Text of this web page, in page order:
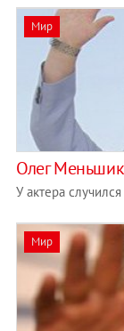
Мир
Олег
У актера
Мир